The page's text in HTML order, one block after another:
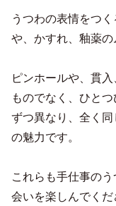
うつわの表情をつ
や、かすれ、釉薬の
ピンホールや、貫
ものでなく、ひと
ずつ異なり、全く
の魅力です。
これらも手仕事の
会いを楽しんでくだ